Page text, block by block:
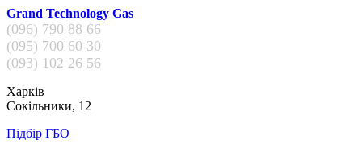
Grand Technology Gas
(096) 790 88 66
(095) 700 60 30
(093) 102 26 56
Харків
Сокільники, 12
Підбір ГБО